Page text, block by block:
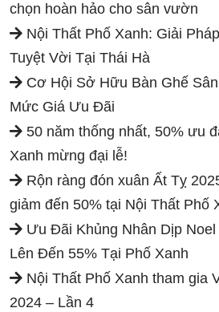
chọn hoàn hảo cho sân vườn
Nội Thất Phố Xanh: Giải
Tuyệt Vời Tại Thái Hà
Cơ Hội Sở Hữu Bàn Ghế
Mức Giá Ưu Đãi
50 năm thống nhất, 50% ưu
Xanh mừng đại lễ!
Rộn ràng đón xuân Ất Tỵ
giảm đến 50% tại Nội Thất Phố
Ưu Đãi Khủng Nhân Dịp
Lên Đến 55% Tại Phố Xanh
Nội Thất Phố Xanh tham gia
2024 – Lần 4